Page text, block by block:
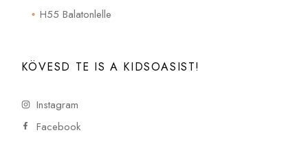
H55 Balatonlelle
KÖVESD TE IS A KIDSOASIST!
Instagram
Facebook